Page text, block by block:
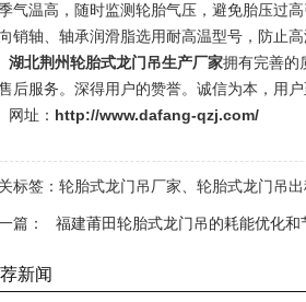
气温高，随时监测轮胎气压，避免胎压过
销轴、轴承润滑脂选用耐高温型号，防止高
湖北荆州轮胎式龙门吊生产厂家拥有完善的
后服务。深得用户的赞誉。诚信为本，用户
址： http://www.dafang-qzj.com/
标签： 轮胎式龙门吊厂家 轮胎式龙门吊出
篇： 福建莆田轮胎式龙门吊的耗能优化和
新闻